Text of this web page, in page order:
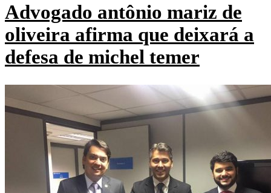
Advogado antônio mariz de
oliveira afirma que deixará a
defesa de michel temer